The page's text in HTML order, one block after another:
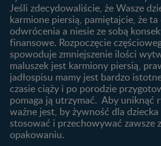
Jak
Przydatne materiały dla
rodziców
Poradniki dla rodziców
Karty do zdjęć dla
Maluszka
Materiały do pobrania
Narzędzia dla rodziców
Jeśli zdecydowaliście, że Wasze
karmione piersią, pamiętajcie, że
odwrócenia a niesie ze sobą
finansowe. Rozpoczęcie
spowoduje zmniejszenie ilości
maluszek jest karmiony piersią,
jadłospisu mamy jest bardzo
czasie ciąży i po porodzie
pomaga ją utrzymać. Aby uniknąć
ważne jest, by żywność dla
stosować i przechowywać zawsze
opakowaniu.